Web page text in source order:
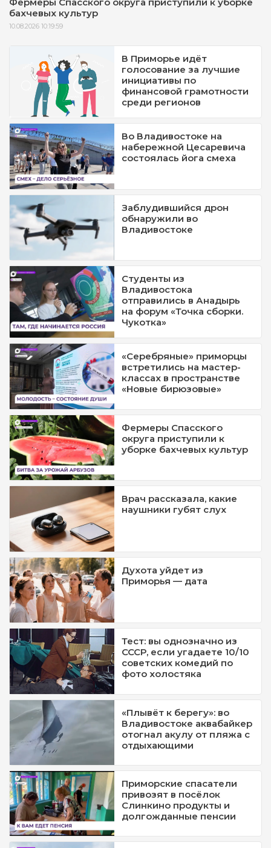
Фермеры Спасского округа приступили к уборке
бахчевых культур
10.08.2026 10:19:59
В Приморье идёт
голосование за лучшие
инициативы по
финансовой грамотности
среди регионов
Во Владивостоке на
набережной Цесаревича
состоялась йога смеха
Заблудившийся дрон
обнаружили во
Владивостоке
Студенты из
Владивостока
отправились в Анадырь
на форум «Точка сборки.
Чукотка»
«Серебряные» приморцы
встретились на мастер-
классах в пространстве
«Новые бирюзовые»
Фермеры Спасского
округа приступили к
уборке бахчевых культур
Врач рассказала, какие
наушники губят слух
Духота уйдет из
Приморья — дата
Тест: вы однозначно из
СССР, если угадаете 10/10
советских комедий по
фото холостяка
«Плывёт к берегу»: во
Владивостоке аквабайкер
отогнал акулу от пляжа с
отдыхающими
Приморские спасатели
привозят в посёлок
Слинкино продукты и
долгожданные пенсии